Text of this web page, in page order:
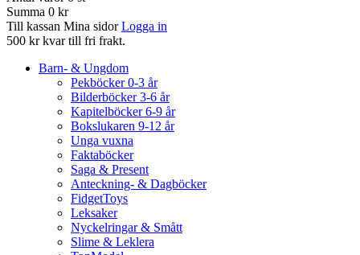
Summa 0 kr
Till kassan Mina sidor Logga in
500 kr kvar till fri frakt.
Barn- & Ungdom
Pekböcker 0-3 år
Bilderböcker 3-6 år
Kapitelböcker 6-9 år
Bokslukaren 9-12 år
Unga vuxna
Faktaböcker
Saga & Present
Anteckning- & Dagböcker
FidgetToys
Leksaker
Nyckelringar & Smått
Slime & Leklera